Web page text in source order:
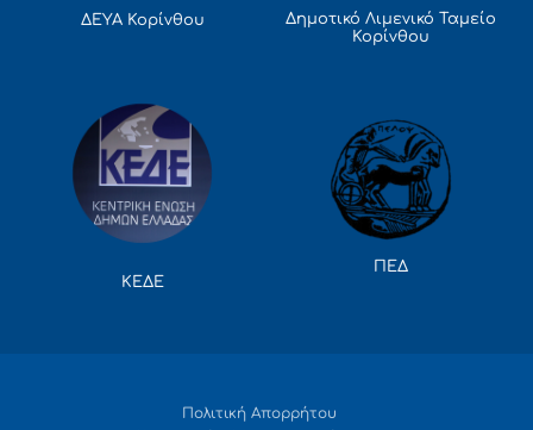
ΔΕΥΑ Κορίνθου
Δημοτικό Λιμενικό Ταμείο
Κορίνθου
ΚΕΔΕ
ΠΕΔ
Πολιτική Απορρήτου